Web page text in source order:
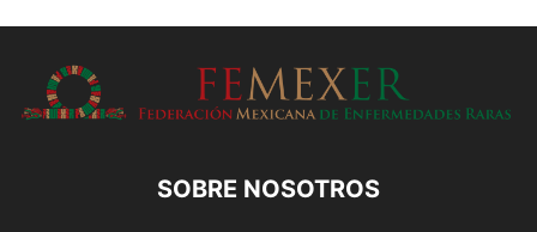
SOBRE NOSOTROS